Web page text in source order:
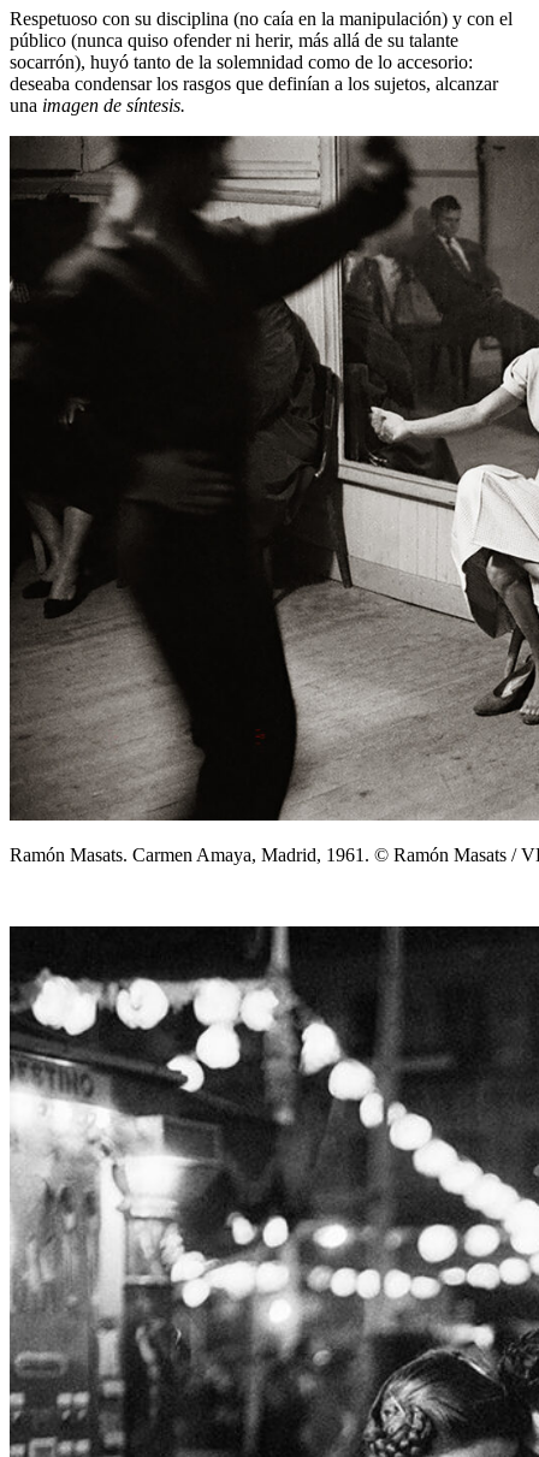
Respetuoso con su disciplina (no caía en la manipulación) y con el
público (nunca quiso ofender ni herir, más allá de su talante
socarrón), huyó tanto de la solemnidad como de lo accesorio:
deseaba condensar los rasgos que definían a los sujetos, alcanzar
una imagen de síntesis.
Ramón Masats. Carmen Amaya, Madrid, 1961. © Ramón Masats /